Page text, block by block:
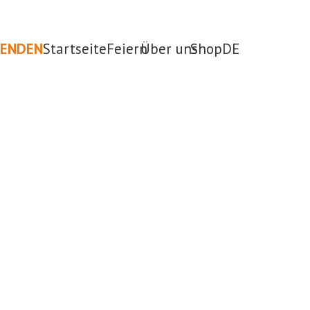
StartseiteFeiernÜber unsShopDE